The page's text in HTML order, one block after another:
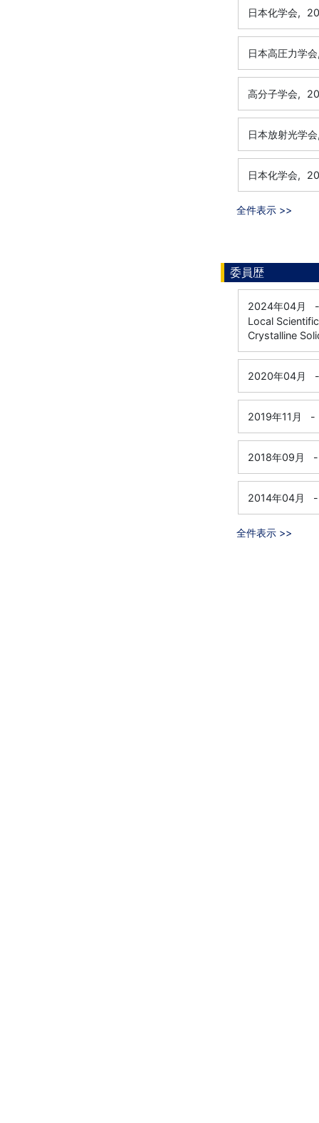
日本化学会,
日本高圧力学
高分子学会,
日本放射光学
日本化学会,
全件表示 >>
委員歴
2024年04月
-
Local
Crystalline
2020年04月 -
2019年11月 -
2018年09月 -
2014年04月 -
全件表示 >>